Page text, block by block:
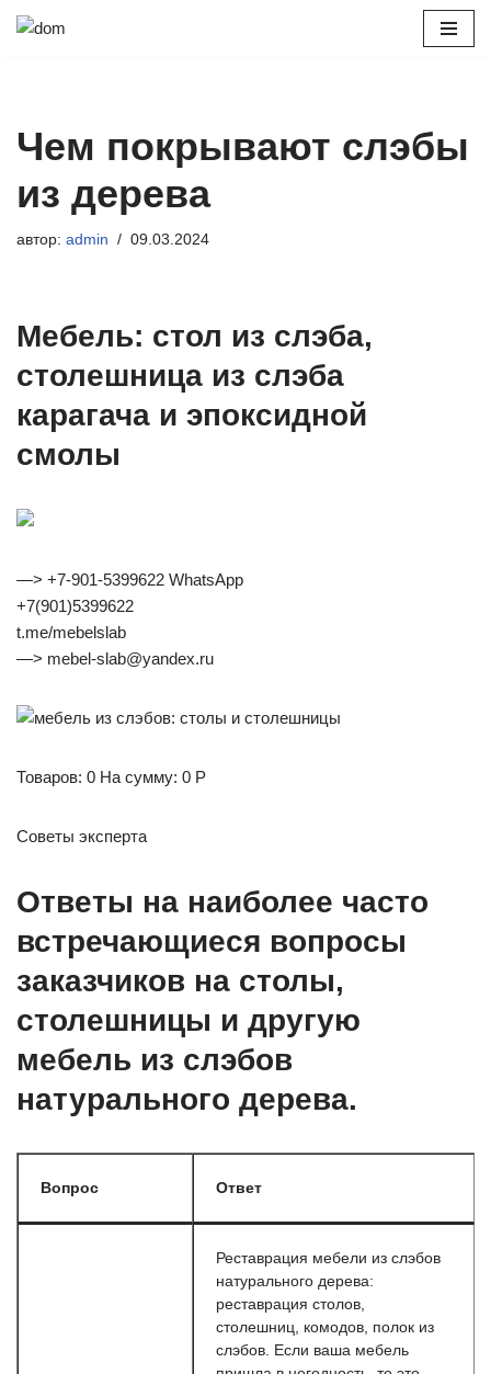
Чем покрывают слэбы
из дерева
автор: admin 09.03.2024
Мебель: стол из слэба,
столешница из слэба
карагача и эпоксидной
смолы
—> +7-901-5399622 WhatsApp
+7(901)5399622
t.me/mebelslab
—> mebel-slab@yandex.ru
Товаров: 0 На сумму: 0 Р
Советы эксперта
Ответы на наиболее часто
встречающиеся вопросы
заказчиков на столы,
столешницы и другую
мебель из слэбов
натурального дерева.
Вопрос Ответ
Реставрация мебели из слэбов
натурального дерева:
реставрация столов,
столешниц, комодов, полок из
слэбов. Если ваша мебель